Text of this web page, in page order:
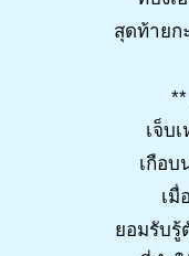
สุดท้ายก
เจ็บ
เกือ
เ
ยอมรับ